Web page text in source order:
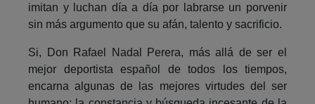
imitan y luchan día a día por labrarse un porvenir
sin más argumento que su afán, talento y sacrificio.
Si, Don Rafael Nadal Perera, más allá de ser el
mejor deportista español de todos los tiempos,
encarna algunas de las mejores virtudes del ser